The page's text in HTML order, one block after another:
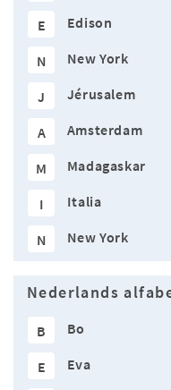
E Edison
N New York
J Jérusalem
A Amsterdam
M Madagaskar
I Italia
N New York
Nederlands
B Bo
E Eva